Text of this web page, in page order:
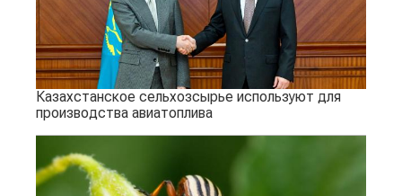
Казахстанское сельхозсырье используют для
производства авиатоплива